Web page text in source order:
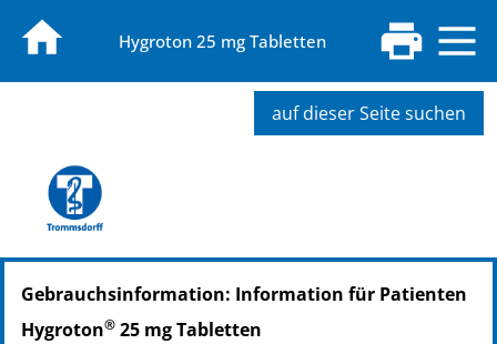
Hygroton 25 mg Tabletten
auf dieser Seite suchen
PZN: 15375734
PPN: 111537573403
NTIN: 04150153757347
Gebrauchsinformation: Information für Patienten
Hygroton® 25 mg Tabletten